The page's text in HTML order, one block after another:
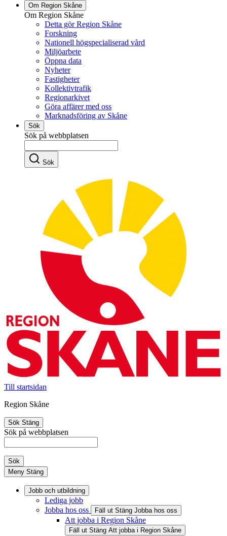
Om Region Skåne
Om Region Skåne
Detta gör Region Skåne
Forskning
Nationell högspecialiserad vård
Miljöarbete
Öppna data
Nyheter
Fastigheter
Kollektivtrafik
Regionarkivet
Göra affärer med oss
Marknadsföring av Skåne
Sök
Sök på webbplatsen
Sök
Till startsidan
Region Skåne
Sök Stäng
Sök på webbplatsen
Sök
Meny Stäng
Jobb och utbildning
Lediga jobb
Jobba hos oss
Fäll ut Stäng Jobba hos oss
Att jobba i Region Skåne
Fäll ut Stäng Att jobba i Region Skåne